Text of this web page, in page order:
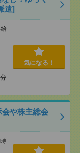
遣]
気になる！
会や株主総会